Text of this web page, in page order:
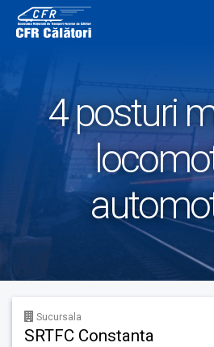
content
4 posturi
Sucursala
SRTFC Constanta